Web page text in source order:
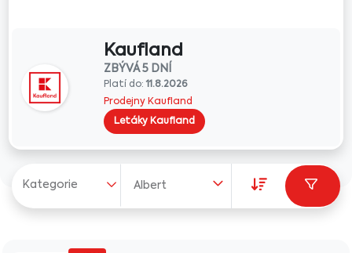
Kaufland
ZBÝVÁ 5 DNÍ
Platí do:11.8.2026
Prodejny Kaufland
Letáky Kaufland
Kategorie Albert